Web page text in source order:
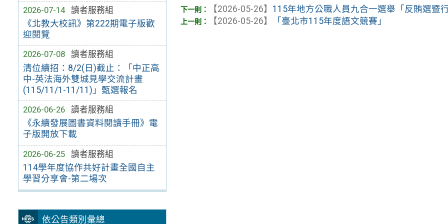
2026-07-14
讀者服務組
《北教大校訊》第222期電子版歡
迎閱覽
2026-07-08
讀者服務組
清位續招：8/2(日)截止：「中正高
中-英法海外雙城見學交流計畫
(115/11/1-11/11)」甄選報名
2026-06-26
讀者服務組
《永續發展圖書資料閱讀手冊》電
子版開放下載
2026-06-25
讀者服務組
114學年度協作共好計畫全國自主
學習分享會-第二場次
依公告類別彙總
【2026-05-26】 115年地方公職人員九合一選舉「反賄選暨行
【2026-05-26】
「臺北市115年度語文競賽」